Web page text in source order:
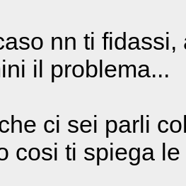
nn ti
il problema...
ci sei parli
cosi ti spiega